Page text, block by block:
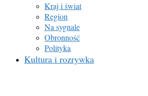
Kraj i świat
Region
Na sygnale
Obronność
Polityka
Kultura i rozrywka